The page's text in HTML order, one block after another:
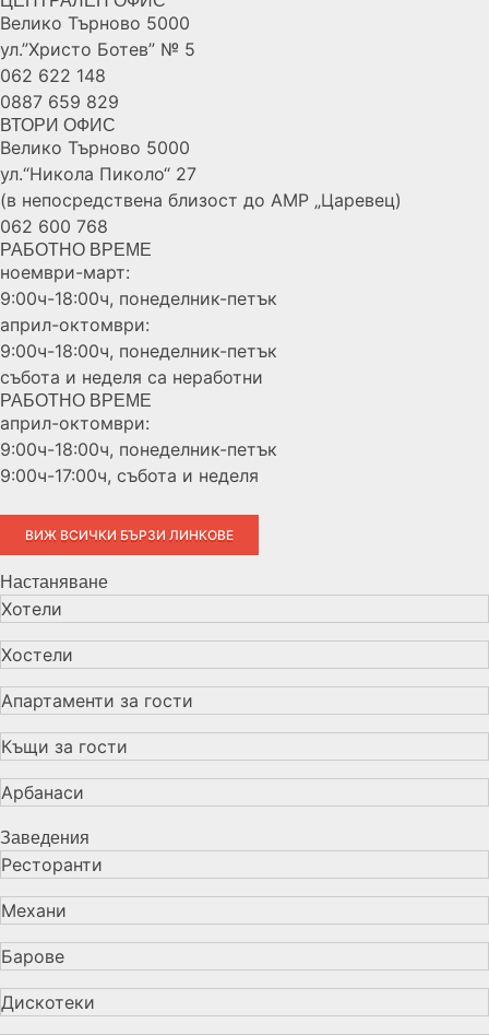
Велико Търново 5000
ул.”Христо Ботев” № 5
062 622 148
0887 659 829
ВТОРИ ОФИС
Велико Търново 5000
ул.“Никола Пиколо“ 27
(в непосредствена близост до АМР „Царевец)
062 600 768
РАБОТНО ВРЕМЕ
ноември-март:
9:00ч-18:00ч, понеделник-петък
април-октомври:
9:00ч-18:00ч, понеделник-петък
събота и неделя са неработни
РАБОТНО ВРЕМЕ
април-октомври:
9:00ч-18:00ч, понеделник-петък
9:00ч-17:00ч, събота и неделя
ВИЖ ВСИЧКИ БЪРЗИ ЛИНКОВЕ
Настаняване
Хотели
Хостели
Апартаменти за гости
Къщи за гости
Арбанаси
Заведения
Ресторанти
Механи
Барове
Дискотеки